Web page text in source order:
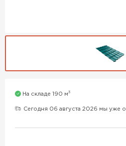
На складе 190 м3
Сегодня 06 августа 2026 мы уже